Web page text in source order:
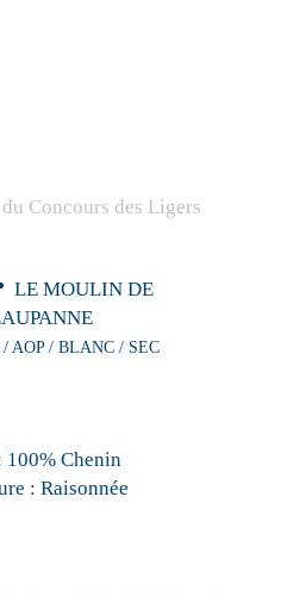
LE MOULIN DE
AOP / BLANC / SEC
100% Chenin
: Raisonnée